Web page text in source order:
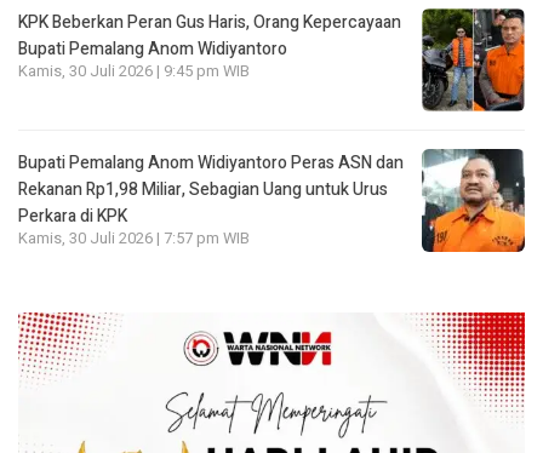
KPK Beberkan Peran Gus Haris, Orang Kepercayaan
Bupati Pemalang Anom Widiyantoro
Kamis, 30 Juli 2026 | 9:45 pm WIB
Bupati Pemalang Anom Widiyantoro Peras ASN dan
Rekanan Rp1,98 Miliar, Sebagian Uang untuk Urus
Perkara di KPK
Kamis, 30 Juli 2026 | 7:57 pm WIB